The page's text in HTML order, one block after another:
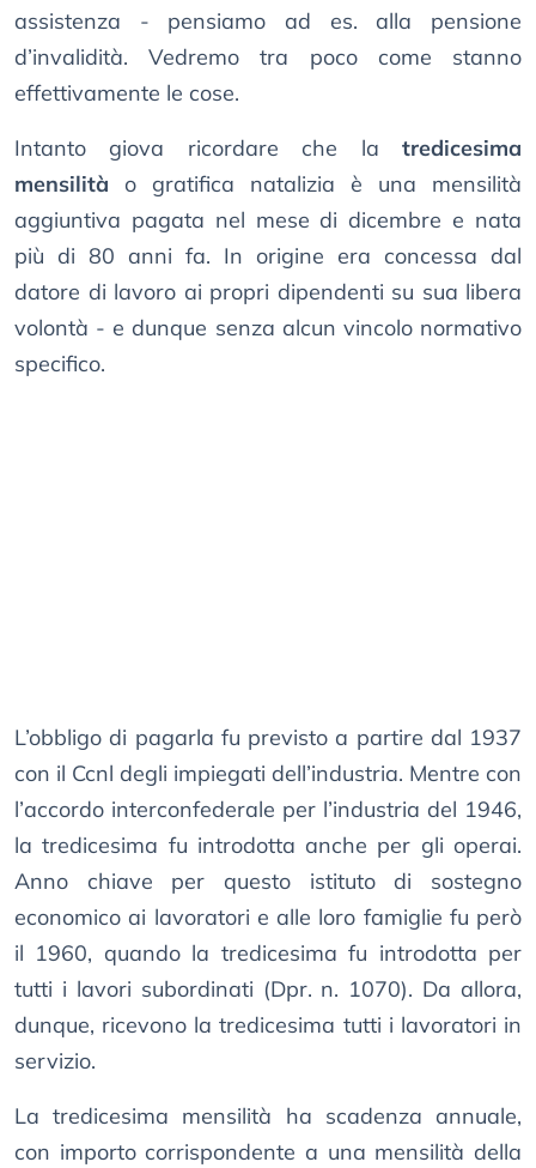
assistenza - pensiamo ad es. alla pensione
d’invalidità. Vedremo tra poco come stanno
effettivamente le cose.
Intanto giova ricordare che la tredicesima
mensilità o gratifica natalizia è una mensilità
aggiuntiva pagata nel mese di dicembre e nata
più di 80 anni fa. In origine era concessa dal
datore di lavoro ai propri dipendenti su sua libera
volontà - e dunque senza alcun vincolo normativo
specifico.
L’obbligo di pagarla fu previsto a partire dal 1937
con il Ccnl degli impiegati dell’industria. Mentre con
l’accordo interconfederale per l’industria del 1946,
la tredicesima fu introdotta anche per gli operai.
Anno chiave per questo istituto di sostegno
economico ai lavoratori e alle loro famiglie fu però
il 1960, quando la tredicesima fu introdotta per
tutti i lavori subordinati (Dpr. n. 1070). Da allora,
dunque, ricevono la tredicesima tutti i lavoratori in
servizio.
La tredicesima mensilità ha scadenza annuale,
con importo corrispondente a una mensilità della